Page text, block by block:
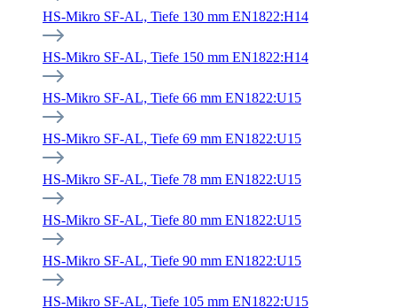
HS-Mikro SF-AL, Tiefe 130 mm EN1822:H14
HS-Mikro SF-AL, Tiefe 150 mm EN1822:H14
HS-Mikro SF-AL, Tiefe 66 mm EN1822:U15
HS-Mikro SF-AL, Tiefe 69 mm EN1822:U15
HS-Mikro SF-AL, Tiefe 78 mm EN1822:U15
HS-Mikro SF-AL, Tiefe 80 mm EN1822:U15
HS-Mikro SF-AL, Tiefe 90 mm EN1822:U15
HS-Mikro SF-AL, Tiefe 105 mm EN1822:U15